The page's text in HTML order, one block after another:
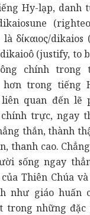
Hy-lạp, danh
dikaiosune
là δίκαιος/
dikaioô (justify, to
chính trong
trong tiếng
quan đến lẽ
trực, ngay
thắn, thành
thanh cao.
sống ngay
Thiên Chúa
như giáo huấn
trong những